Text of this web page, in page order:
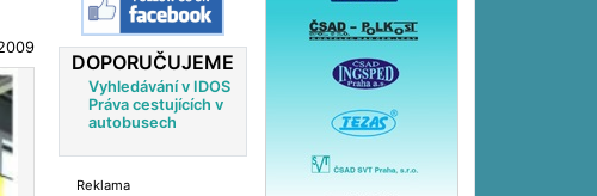
DOPORUČUJEME
Vyhledávání v IDOS
Práva cestujících v
autobusech
Reklama